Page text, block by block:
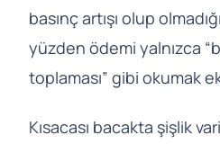
basınç artışı olup
yüzden ödemi yalnızca
toplaması” gibi okumak
Kısacası bacakta şişlik